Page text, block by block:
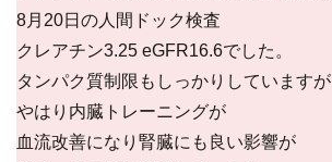
8月20日の人間ドック検査
クレアチン3.25 eGFR16.6でした。
タンパク質制限もしっかりしていますが
やはり内臓トレーニングが
血流改善になり腎臓にも良い影響が